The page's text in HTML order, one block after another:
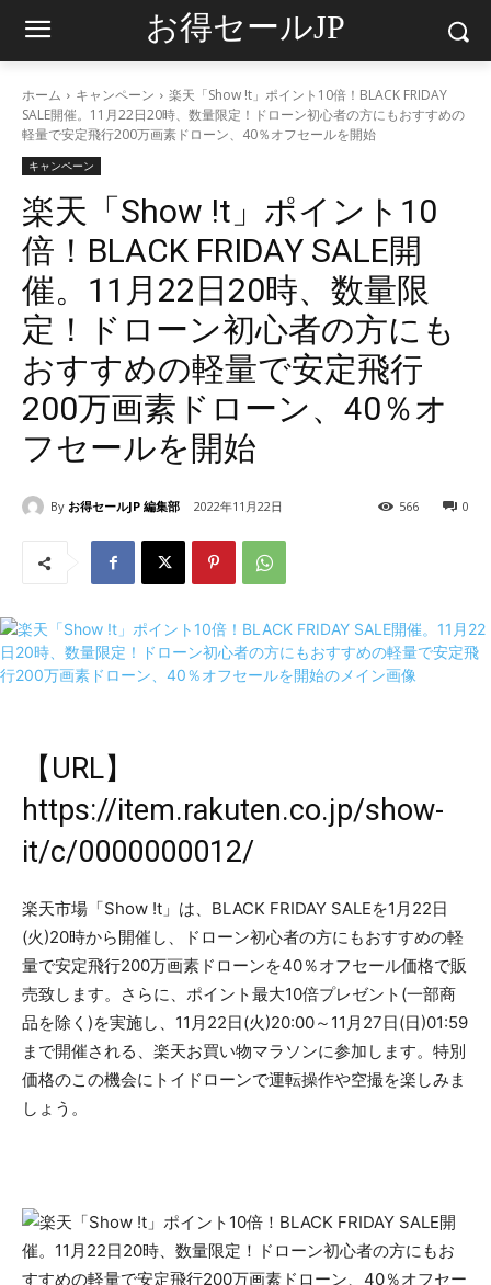
お得セールJP
ホーム キャンペーン
楽天「Show !t」ポイント10倍！BLACK FRIDAY
SALE開催。11月22日20時、数量限定！ドローン初心者の方にもおすすめの
軽量で安定飛行200万画素ドローン、40％オフセールを開始
キャンペーン
楽天「Show !t」ポイント10
倍！BLACK FRIDAY SALE開
催。11月22日20時、数量限
定！ドローン初心者の方にも
おすすめの軽量で安定飛行
200万画素ドローン、40％オ
フセールを開始
By お得セールJP 編集部 2022年11月22日 0
566
【URL】
https://item.rakuten.co.jp/show-
it/c/0000000012/
楽天市場「Show !t」は、BLACK FRIDAY SALEを1月22日
(火)20時から開催し、ドローン初心者の方にもおすすめの軽
量で安定飛行200万画素ドローンを40％オフセール価格で販
売致します。さらに、ポイント最大10倍プレゼント(一部商
品を除く)を実施し、11月22日(火)20:00～11月27日(日)01:59
まで開催される、楽天お買い物マラソンに参加します。特別
価格のこの機会にトイドローンで運転操作や空撮を楽しみま
しょう。